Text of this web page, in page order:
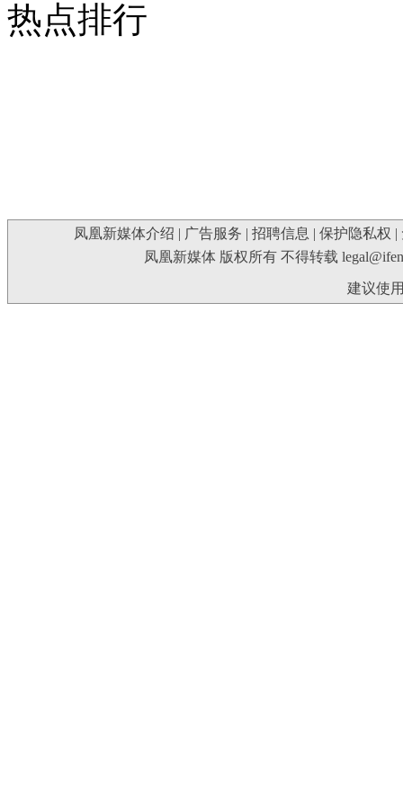
热点排行
凤凰新媒体介绍 | 广告服务 | 招聘信息 | 保护隐私权 |
凤凰新媒体 版权所有 不得转载
建议使